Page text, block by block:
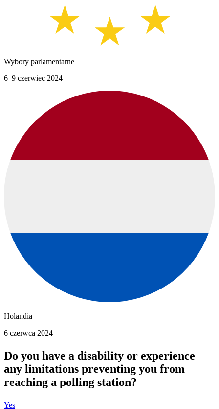
Wybory parlamentarne
6–9 czerwiec 2024
Holandia
6 czerwca 2024
Do you have a disability or experience
any limitations preventing you from
reaching a polling station?
Yes